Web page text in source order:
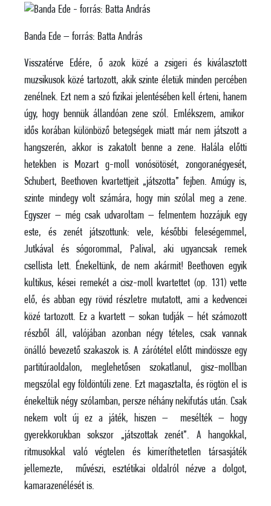
Banda Ede – forrás: Batta András
Visszatérve Edére, ő azok közé a zsigeri és kiválasztott
muzsikusok közé tartozott, akik szinte életük minden percében
zenélnek. Ezt nem a szó fizikai jelentésében kell érteni, hanem
úgy, hogy bennük állandóan zene szól. Emlékszem, amikor
idős korában különböző betegségek miatt már nem játszott a
hangszerén, akkor is zakatolt benne a zene. Halála előtti
hetekben is Mozart g-moll vonósötösét, zongoranégyesét,
Schubert, Beethoven kvartettjeit „játszotta” fejben. Amúgy is,
szinte mindegy volt számára, hogy min szólal meg a zene.
Egyszer – még csak udvaroltam – felmentem hozzájuk egy
este, és zenét játszottunk: vele, későbbi feleségemmel,
Jutkával és sógorommal, Palival, aki ugyancsak remek
csellista lett. Énekeltünk, de nem akármit! Beethoven egyik
kultikus, kései remekét a cisz-moll kvartettet (op. 131) vette
elő, és abban egy rövid részletre mutatott, ami a kedvencei
közé tartozott. Ez a kvartett – sokan tudják – hét számozott
részből áll, valójában azonban négy tételes, csak vannak
önálló bevezető szakaszok is. A zárótétel előtt mindössze egy
partitúraoldalon, meglehetősen szokatlanul, gisz-mollban
megszólal egy földöntúli zene. Ezt magasztalta, és rögtön el is
énekeltük négy szólamban, persze néhány nekifutás után. Csak
nekem volt új ez a játék, hiszen – mesélték – hogy
gyerekkorukban sokszor „játszottak zenét”. A hangokkal,
ritmusokkal való végtelen és kimeríthetetlen társasjáték
jellemezte, művészi, esztétikai oldalról nézve a dolgot,
kamarazenélését is.